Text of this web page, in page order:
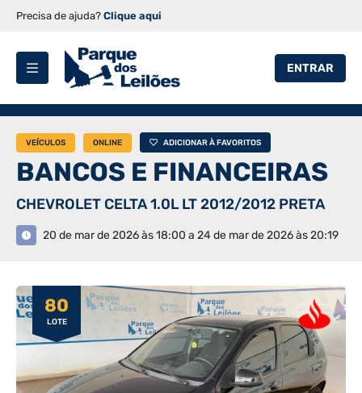
Precisa de ajuda? Clique aqui
ENTRAR
VEÍCULOS ONLINE ADICIONAR À FAVORITOS
BANCOS E FINANCEIRAS
CHEVROLET CELTA 1.0L LT 2012/2012 PRETA
20 de mar de 2026 às 18:00 a 24 de mar de 2026 às 20:19
80
LOTE